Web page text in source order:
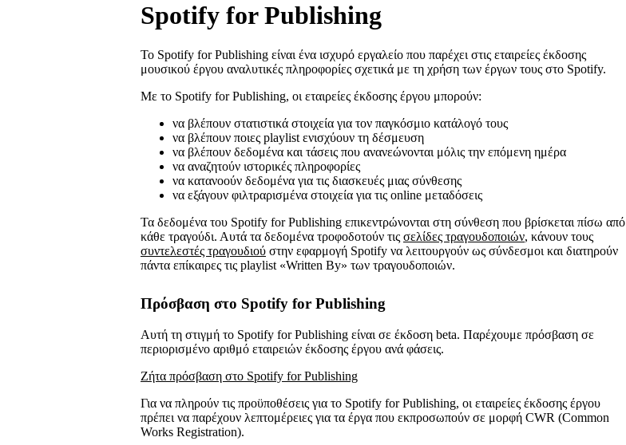
Spotify for Publishing
Το Spotify for Publishing είναι ένα ισχυρό εργαλείο που παρέχει στις εταιρείες έκδοσης
μουσικού έργου αναλυτικές πληροφορίες σχετικά με τη χρήση των έργων τους στο Spotify.
Με το Spotify for Publishing, οι εταιρείες έκδοσης έργου μπορούν:
να βλέπουν στατιστικά στοιχεία για τον παγκόσμιο κατάλογό τους
να βλέπουν ποιες playlist ενισχύουν τη δέσμευση
να βλέπουν δεδομένα και τάσεις που ανανεώνονται μόλις την επόμενη ημέρα
να αναζητούν ιστορικές πληροφορίες
να κατανοούν δεδομένα για τις διασκευές μιας σύνθεσης
να εξάγουν φιλτραρισμένα στοιχεία για τις online μεταδόσεις
Τα δεδομένα του Spotify for Publishing επικεντρώνονται στη σύνθεση που βρίσκεται πίσω από
κάθε τραγούδι. Αυτά τα δεδομένα τροφοδοτούν τις σελίδες τραγουδοποιών, κάνουν τους
συντελεστές τραγουδιού στην εφαρμογή Spotify να λειτουργούν ως σύνδεσμοι και διατηρούν
πάντα επίκαιρες τις playlist «Written By» των τραγουδοποιών.
Πρόσβαση στο Spotify for Publishing
Αυτή τη στιγμή το Spotify for Publishing είναι σε έκδοση beta. Παρέχουμε πρόσβαση σε
περιορισμένο αριθμό εταιρειών έκδοσης έργου ανά φάσεις.
Ζήτα πρόσβαση στο Spotify for Publishing
Για να πληρούν τις προϋποθέσεις για το Spotify for Publishing, οι εταιρείες έκδοσης έργου
πρέπει να παρέχουν λεπτομέρειες για τα έργα που εκπροσωπούν σε μορφή CWR (Common
Works Registration).